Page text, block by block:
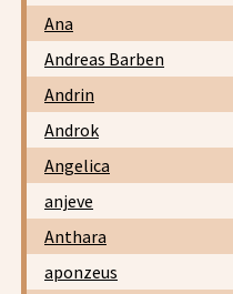
Ana
Andreas Barben
Andrin
Androk
Angelica
anjeve
Anthara
aponzeus